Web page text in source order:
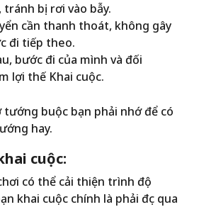
bị rơi vào bẫy.
cần thanh thoát, không gây
đi tiếp theo.
bước đi của mình và đối
lợi thế Khai cuộc.
tướng buộc bạn phải nhớ để có
hay.
cuộc:
có thể cải thiện trình độ
khai cuộc chính là phải đọc qua